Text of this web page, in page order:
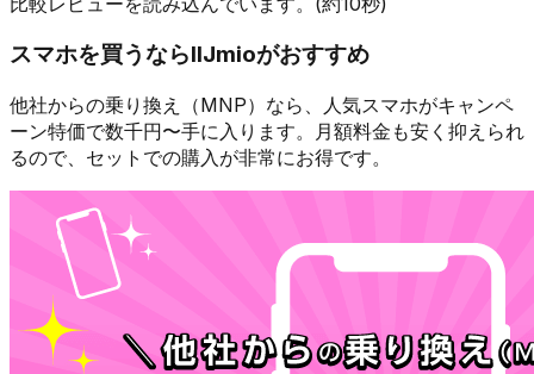
スマホを買うならIIJmioがおすすめ
他社からの乗り換え（MNP）なら、人気スマホがキャンペ
ーン特価で数千円〜手に入ります。月額料金も安く抑えられ
るので、セットでの購入が非常にお得です。